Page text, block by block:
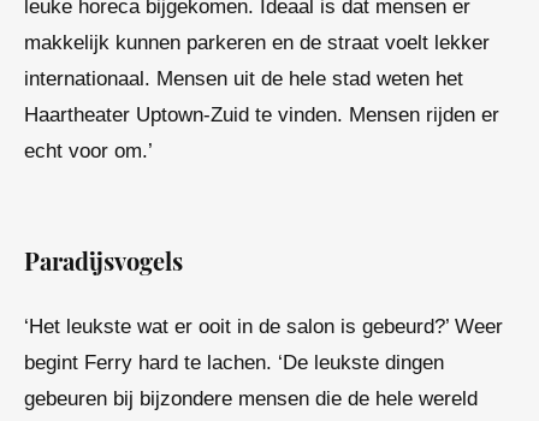
leuke horeca bijgekomen. Ideaal is dat mensen er
makkelijk kunnen parkeren en de straat voelt lekker
internationaal. Mensen uit de hele stad weten het
Haartheater Uptown-Zuid te vinden. Mensen rijden er
echt voor om.’
Paradijsvogels
‘Het leukste wat er ooit in de salon is gebeurd?’ Weer
begint Ferry hard te lachen. ‘De leukste dingen
gebeuren bij bijzondere mensen die de hele wereld